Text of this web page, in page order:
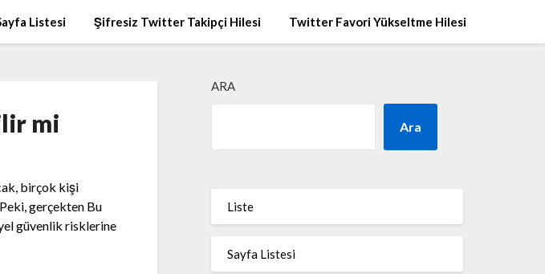
Listesi Şifresiz Twitter Takipçi Hilesi Twitter Favori Yükseltme Hilesi
mi
birçok kişi
gerçekten Bu
güvenlik risklerine
ARA
Ara
Liste
Sayfa Listesi